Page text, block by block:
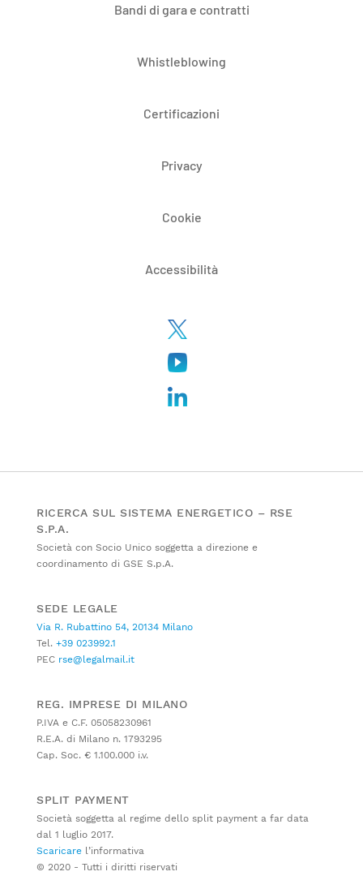
Bandi di gara e contratti
Whistleblowing
Certificazioni
Privacy
Cookie
Accessibilità
RICERCA SUL SISTEMA ENERGETICO – RSE
S.P.A.
Società con Socio Unico soggetta a direzione e
coordinamento di GSE S.p.A.
SEDE LEGALE
Via R. Rubattino 54, 20134 Milano
Tel. +39 023992.1
PEC rse@legalmail.it
REG. IMPRESE DI MILANO
P.IVA e C.F. 05058230961
R.E.A. di Milano n. 1793295
Cap. Soc. € 1.100.000 i.v.
SPLIT PAYMENT
Società soggetta al regime dello split payment a far data
dal 1 luglio 2017.
Scaricare l’informativa
© 2020 - Tutti i diritti riservati